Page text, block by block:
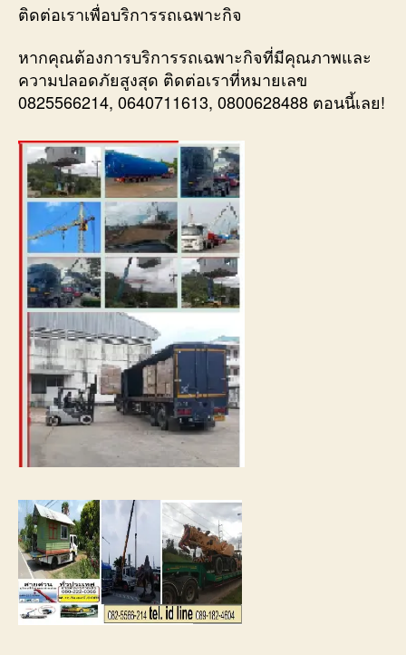
ติดต่อเราเพื่อบริการรถเฉพาะกิจ
หากคุณต้องการบริการรถเฉพาะกิจที่มีคุณภาพและ
ความปลอดภัยสูงสุด ติดต่อเราที่หมายเลข
0825566214, 0640711613, 0800628488 ตอนนี้เลย!